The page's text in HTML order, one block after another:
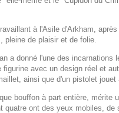
à l'Asile d'Arkham,
pleine de plaisir et de folie.
a donné l'une des
figurine avec un design réel et
ainsi que d'un pistolet
bouffon à part entière,
quatre ont des yeux mobiles,